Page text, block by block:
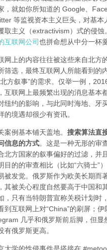
，就如你所知道的 Google、
等监视资本主义巨头，对基本
取主义（extractivism）式的侵蚀
互联网公司也拼命想从中分一杯羹
网上的内容往往被这些来自北方
筛选，最终互联网人所能看到的
方叙事”的需求。仅举一例，
互联网上最频繁出现的消息基本
纽约的影响，与此同时海地、牙
的境遇却很少有资讯。
案例基本铺天盖地。 搜索算法直
信息的方式。 这是一种无形的审
北方国家的叙事偏好的过滤，并
目的的审查相比（比如“六骑士”
被发觉。俄罗斯作为欧美长期而
其被关心程度自然要高于中国和
，只有当特朗普宣称关税计划时
到互联网上对“China”的刷屏；伊
几乎和俄罗斯前后脚，但显
有俄罗斯更高。